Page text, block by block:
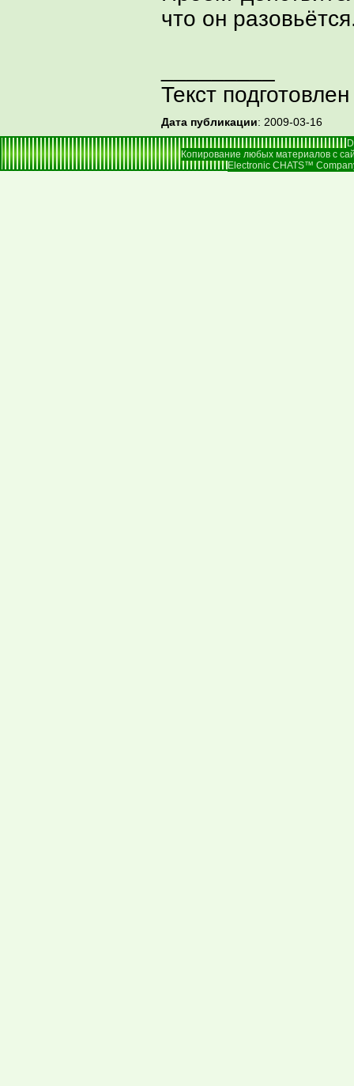
что он
Текст
Дата публикации: 2009-03-16
Копирование любых материалов с
Electronic CHATS™